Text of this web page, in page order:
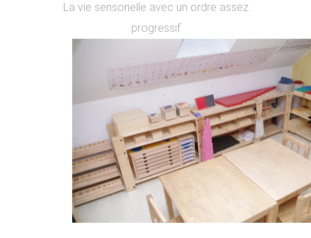
La vie sensorielle avec un ordre assez
progressif